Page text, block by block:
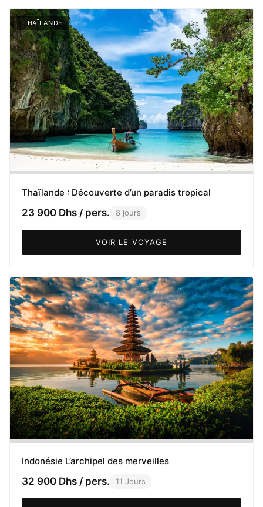
THAÏLANDE
Thaïlande : Découverte d’un paradis tropical
23 900 Dhs / pers. 8 jours
VOIR LE VOYAGE
Indonésie L’archipel des merveilles
32 900 Dhs / pers. 11 Jours